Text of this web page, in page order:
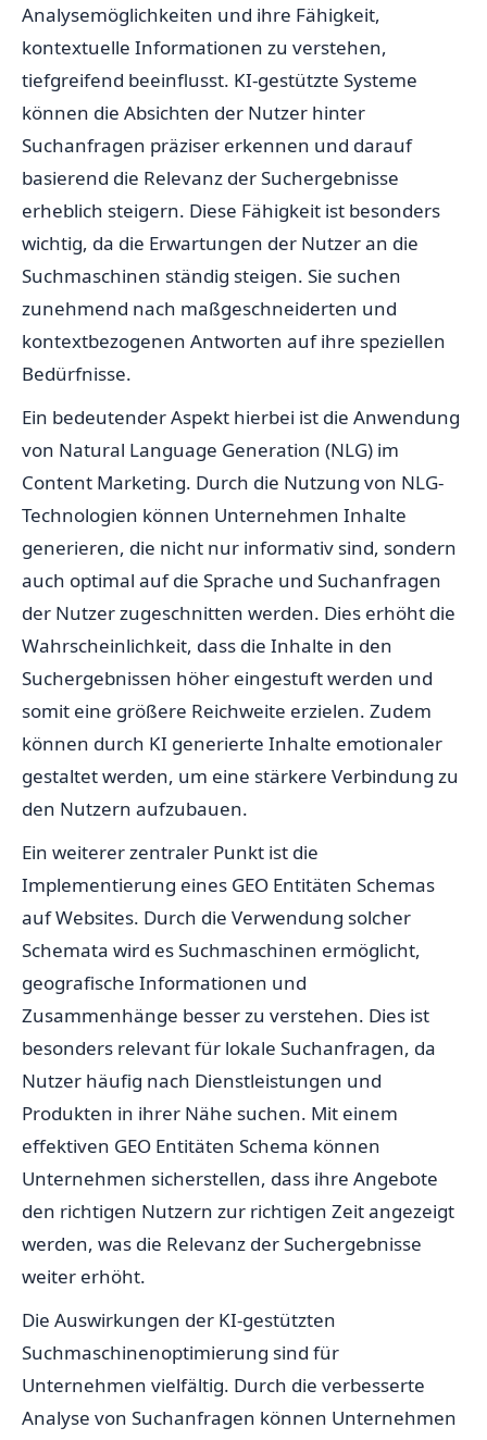
Analysemöglichkeiten und ihre Fähigkeit,
kontextuelle Informationen zu verstehen,
tiefgreifend beeinflusst. KI-gestützte Systeme
können die Absichten der Nutzer hinter
Suchanfragen präziser erkennen und darauf
basierend die Relevanz der Suchergebnisse
erheblich steigern. Diese Fähigkeit ist besonders
wichtig, da die Erwartungen der Nutzer an die
Suchmaschinen ständig steigen. Sie suchen
zunehmend nach maßgeschneiderten und
kontextbezogenen Antworten auf ihre speziellen
Bedürfnisse.
Ein bedeutender Aspekt hierbei ist die Anwendung
von Natural Language Generation (NLG) im
Content Marketing. Durch die Nutzung von NLG-
Technologien können Unternehmen Inhalte
generieren, die nicht nur informativ sind, sondern
auch optimal auf die Sprache und Suchanfragen
der Nutzer zugeschnitten werden. Dies erhöht die
Wahrscheinlichkeit, dass die Inhalte in den
Suchergebnissen höher eingestuft werden und
somit eine größere Reichweite erzielen. Zudem
können durch KI generierte Inhalte emotionaler
gestaltet werden, um eine stärkere Verbindung zu
den Nutzern aufzubauen.
Ein weiterer zentraler Punkt ist die
Implementierung eines GEO Entitäten Schemas
auf Websites. Durch die Verwendung solcher
Schemata wird es Suchmaschinen ermöglicht,
geografische Informationen und
Zusammenhänge besser zu verstehen. Dies ist
besonders relevant für lokale Suchanfragen, da
Nutzer häufig nach Dienstleistungen und
Produkten in ihrer Nähe suchen. Mit einem
effektiven GEO Entitäten Schema können
Unternehmen sicherstellen, dass ihre Angebote
den richtigen Nutzern zur richtigen Zeit angezeigt
werden, was die Relevanz der Suchergebnisse
weiter erhöht.
Die Auswirkungen der KI-gestützten
Suchmaschinenoptimierung sind für
Unternehmen vielfältig. Durch die verbesserte
Analyse von Suchanfragen können Unternehmen